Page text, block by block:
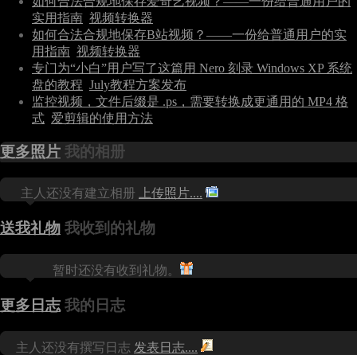
实用指南 视频转换器
如何合法合规地保存B站视频？——一份给普通用户的实
用指南 视频转换器
专门为“小白”用户写了这篇用 Nero 刻录 Windows XP 系统
盘的教程 July教程方案发布
监控视频，文件后缀是 .ps，需要转换成更通用的 MP4 格
式 爱剪辑的使用方法
更多照片 我的相册
主人还没有建立相册 上传照片....
送我礼物 我收到的礼物
暂时还没有收到礼物。
更多日志 我的日志
主人还没有撰写日志 发表日志....